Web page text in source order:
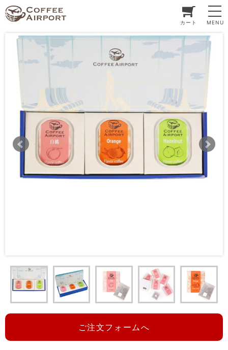
カート MENU
ご注文フォームへ